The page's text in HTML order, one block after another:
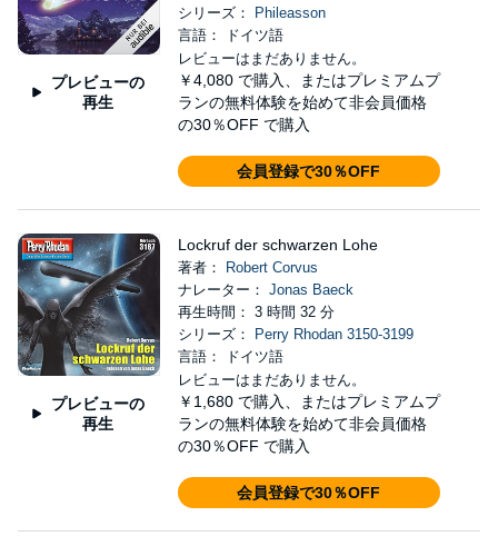
プレビューの
再生
シリーズ：
Phileasson
言語： ドイツ語
レビューはまだありません。
￥4,080 で購入、またはプレミアムプ
ランの無料体験を始めて非会員価格
の30％OFF で購入
会員登録で30％OFF
プレビューの
再生
Lockruf der schwarzen Lohe
著者：
Robert Corvus
ナレーター： Jonas Baeck
再生時間： 3 時間 32 分
シリーズ：
Perry Rhodan 3150-3199
言語： ドイツ語
レビューはまだありません。
￥1,680 で購入、またはプレミアムプ
ランの無料体験を始めて非会員価格
の30％OFF で購入
会員登録で30％OFF